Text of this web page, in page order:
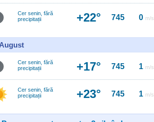
Cer senin, fără
precipitații
+22° 745 0 m/s
Cer senin, fără
precipitații
+17° 745 1 m/s
Cer senin, fără
precipitații
+23° 745 1 m/s